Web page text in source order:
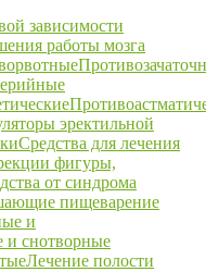
зависимости
работы мозга
эректильной
Средства для лечения
фигуры,
от синдрома
пищеварение
и
и снотворные
Лечение полости